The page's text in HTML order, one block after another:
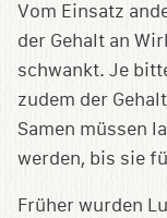
Vom Einsatz
der Gehalt an
schwankt. Je
zudem der
Samen müssen
werden, bis sie
Früher wurden